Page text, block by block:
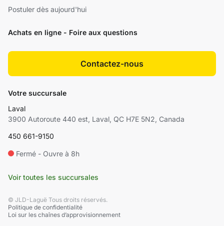
Postuler dès aujourd'hui
Achats en ligne - Foire aux questions
Contactez-nous
Votre succursale
Laval
3900 Autoroute 440 est, Laval, QC H7E 5N2, Canada
450 661-9150
Fermé - Ouvre à 8h
Voir toutes les succursales
© JLD-Laguë Tous droits réservés.
Politique de confidentialité
Loi sur les chaînes d’approvisionnement